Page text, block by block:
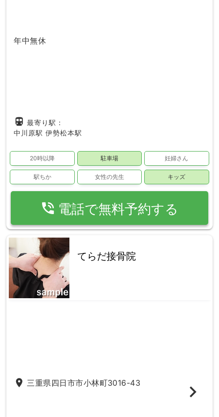
年中無休
directions_subway 最寄り駅：
中川原駅 伊勢松本駅
20時以降 駐車場 妊婦さん
駅ちか 女性の先生 キッズ
phone_in_talk 電話で無料予約する
てらだ接骨院
place 三重県四日市市小林町3016-43